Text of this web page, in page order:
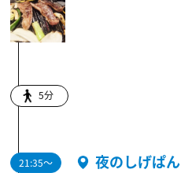
5分
21:35～
夜のしげぱん